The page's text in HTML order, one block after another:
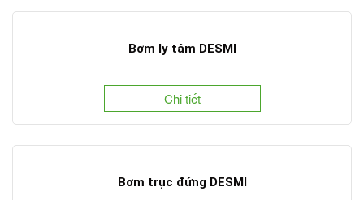
Bơm ly tâm DESMI
Chi tiết
Bơm trục đứng DESMI